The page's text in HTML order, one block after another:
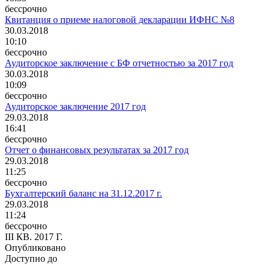
бессрочно
Квитанция о приеме налоговой декларации ИФНС №8
30.03.2018
10:10
бессрочно
Аудиторское заключение с БФ отчетностью за 2017 год
30.03.2018
10:09
бессрочно
Аудиторское заключение 2017 год
29.03.2018
16:41
бессрочно
Отчет о финансовых результатах за 2017 год
29.03.2018
11:25
бессрочно
Бухгалтерский баланс на 31.12.2017 г.
29.03.2018
11:24
бессрочно
III КВ. 2017 Г.
Опубликовано
Доступно до